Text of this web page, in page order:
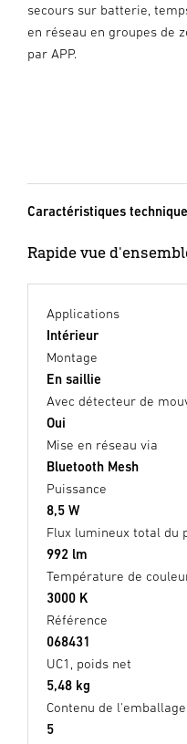
secours sur batterie,
en réseau en groupes de
par APP.
Caractéristiques
Rapide vue
Applications
Intérieur
Montage
En saillie
Avec détecteur de
Oui
Mise en réseau via
Bluetooth Mesh
Puissance
8,5 W
Flux lumineux total du
992 lm
Température de
3000 K
Référence
068431
UC1, poids net
5,48 kg
Contenu de l'emballage
5